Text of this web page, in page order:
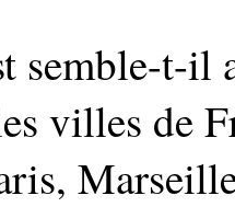
semble-t-il
villes de